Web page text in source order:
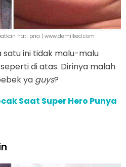
hati pria | www.demilked.com
satu ini tidak malu-malu
di atas. Dirinya malah
ya guys?
Saat Super Hero Punya